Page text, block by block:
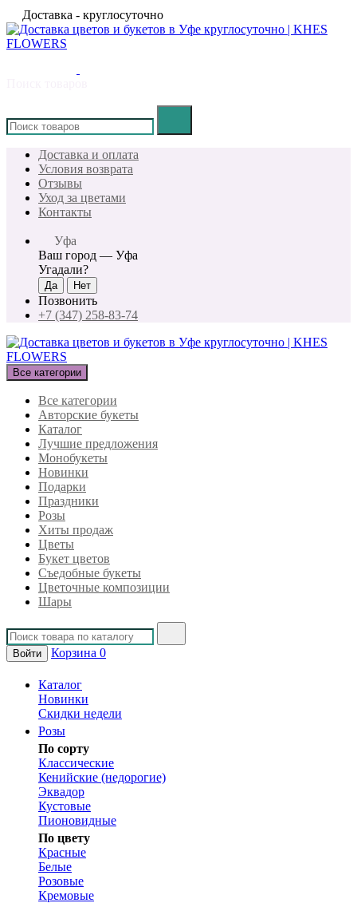
Доставка - круглосуточно
Доставка и оплата
Условия возврата
Отзывы
Уход за цветами
Контакты
Уфа
Ваш город — Уфа
Угадали?
Позвонить
+7 (347) 258-83-74
Все категории
Все категории
Авторские букеты
Каталог
Лучшие предложения
Монобукеты
Новинки
Подарки
Праздники
Розы
Хиты продаж
Цветы
Букет цветов
Съедобные букеты
Цветочные композиции
Шары
Войти Корзина 0
Каталог
Новинки
Скидки недели
Розы
По сорту
Классические
Кенийские (недорогие)
Эквадор
Кустовые
Пионовидные
По цвету
Красные
Белые
Розовые
Кремовые